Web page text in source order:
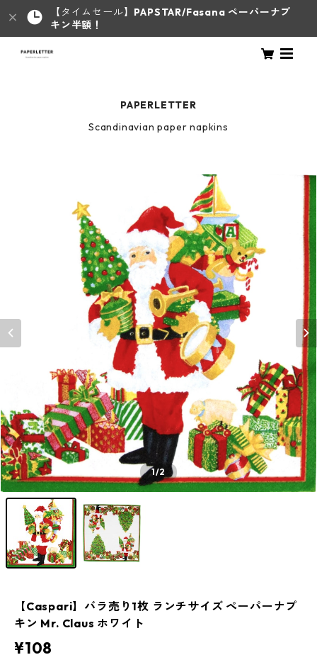
【タイムセール】 PAPSTAR/Fasana ペーパーナプ
キン半額！
PAPERLETTER
Scandinavian paper napkins
1/2
【Caspari】バラ売り1枚 ランチサイズ ペーパーナプ
キン Mr. Claus ホワイト
¥108